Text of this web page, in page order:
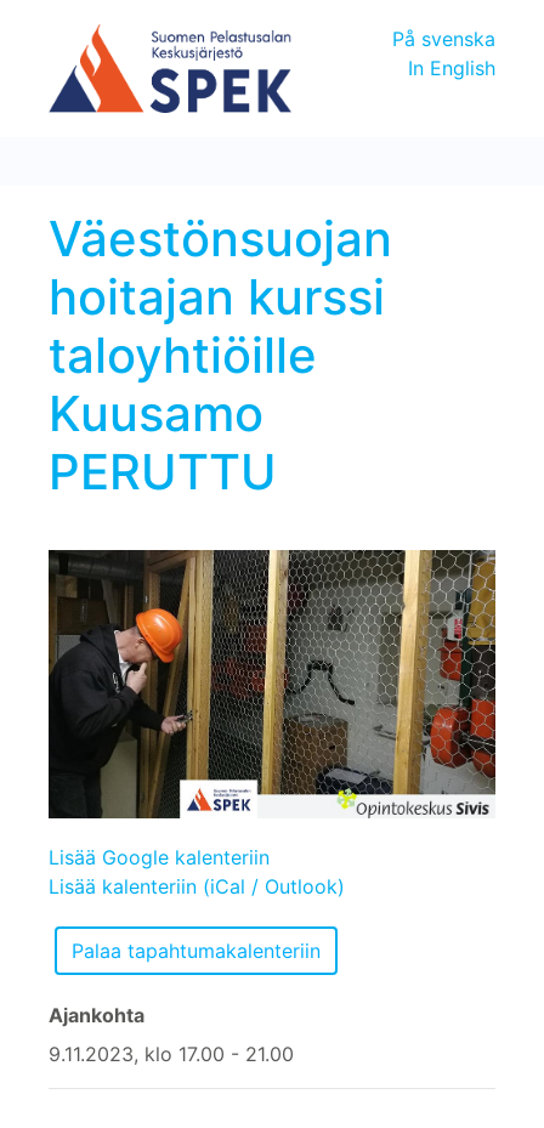
På svenska
In English
Väestönsuojan
hoitajan kurssi
taloyhtiöille
Kuusamo
PERUTTU
Lisää Google kalenteriin
Lisää kalenteriin (iCal / Outlook)
Ajankohta
9.11.2023, klo 17.00 - 21.00